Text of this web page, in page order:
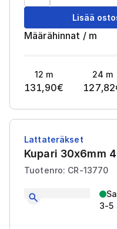
Lisää
Määrähinnat / m
12 m
131,90€
24 m
127,82
Lattateräkset
Kupari 30x6mm
Tuotenro: CR-13770
3-5